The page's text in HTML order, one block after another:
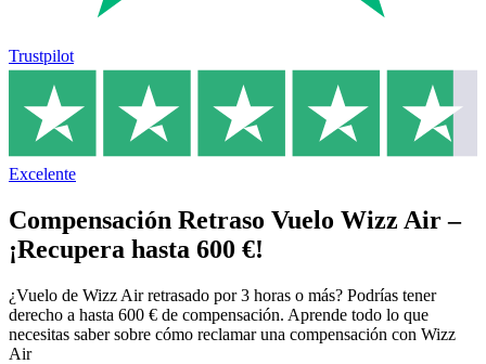
Trustpilot
Excelente
Compensación Retraso Vuelo Wizz Air –
¡Recupera hasta 600 €!
¿Vuelo de Wizz Air retrasado por 3 horas o más? Podrías tener
derecho a hasta 600 € de compensación. Aprende todo lo que
necesitas saber sobre cómo reclamar una compensación con Wizz
Air